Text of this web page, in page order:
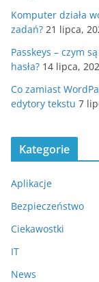
Komputer działa
zadań? 21 lipca,
Passkeys – czym
hasła? 14 lipca,
Co zamiast
edytory tekstu 7
Kategorie
Aplikacje
Bezpieczeństwo
Ciekawostki
IT
News